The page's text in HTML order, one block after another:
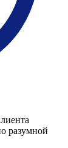
разумной